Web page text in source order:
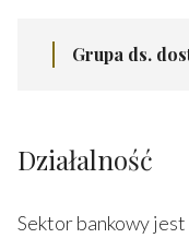
Grupa ds.
Działalność
Sektor bankowy